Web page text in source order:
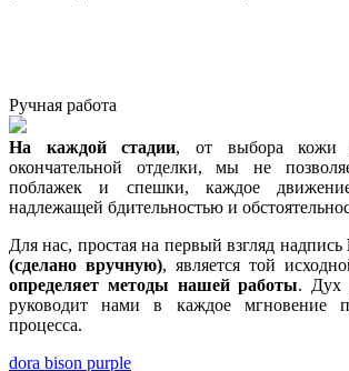
Ручная работа
На каждой стадии, от выбора кожи
окончательной отделки, мы не
поблажек и спешки, каждое
надлежащей бдительностью и
Для нас, простая на первый взгляд надпись
(сделано вручную), является той
определяет методы нашей работы. Дух
руководит нами в каждое мгновение
процесса.
dora bison purple